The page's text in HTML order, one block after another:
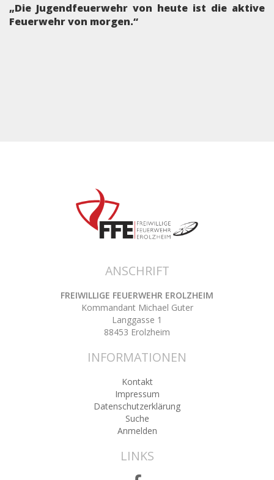
„Die Jugendfeuerwehr von heute ist die aktive
Feuerwehr von morgen.“
ANSCHRIFT
FREIWILLIGE FEUERWEHR EROLZHEIM
Kommandant Michael Guter
Langgasse 1
88453 Erolzheim
INFORMATIONEN
Kontakt
Impressum
Datenschutzerklärung
Suche
Anmelden
LINKS